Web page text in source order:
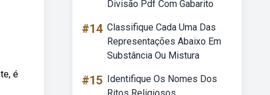
é
Divisão Pdf Com Gabarito
#14 Classifique Cada Uma Das
Representações Abaixo Em
Substância Ou Mistura
#15 Identifique Os Nomes Dos